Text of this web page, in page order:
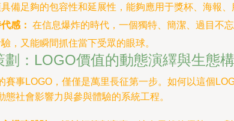
備足夠的包容性和延展性，能夠應用于獎杯、海報
感： 在信息爆炸的時代，一個獨特、簡潔、過目不
，又能瞬間抓住當下受眾的眼球。
劃：LOGO價值的動態演繹與生態
賽事LOGO，僅僅是萬里長征第一步。如何以這個
態社會影響力與參與體驗的系統工程。